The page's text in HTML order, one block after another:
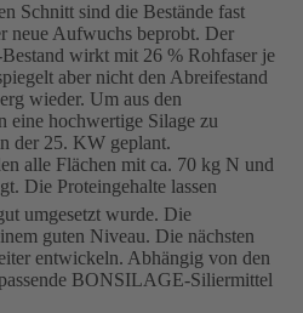
Schnitt sind die Bestände fast
neue Aufwuchs beprobt. Der
wirkt mit 26 % Rohfaser je
aber nicht den Abreifestand
wieder. Um aus den
eine hochwertige Silage zu
der 25. KW geplant.
alle Flächen mit ca. 70 kg N und
Die Proteingehalte lassen
umgesetzt wurde. Die
guten Niveau. Die nächsten
entwickeln. Abhängig von den
BONSILAGE-Siliermittel